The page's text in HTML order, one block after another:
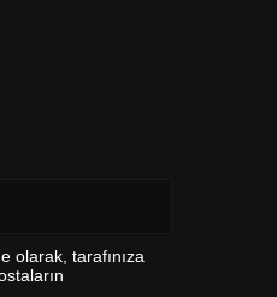
olarak, tarafınıza